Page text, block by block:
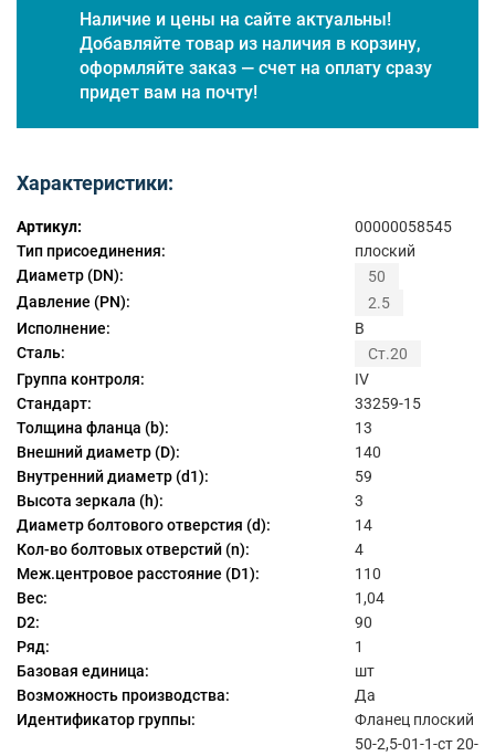
Наличие и цены на сайте актуальны!
Добавляйте товар из наличия в корзину,
оформляйте заказ — счет на оплату сразу
придет вам на почту!
Характеристики:
Артикул:
00000058545
Тип присоединения:
плоский
Диаметр (DN):
50
Давление (PN):
2.5
Исполнение:
B
Сталь:
Ст.20
Группа контроля:
IV
Стандарт:
33259-15
Толщина фланца (b):
13
Внешний диаметр (D):
140
Внутренний диаметр (d1):
59
Высота зеркала (h):
3
Диаметр болтового отверстия (d):
14
Кол-во болтовых отверстий (n):
4
Меж.центровое расстояние (D1):
110
Вес:
1,04
D2:
90
Ряд:
1
Базовая единица:
шт
Возможность производства:
Да
Идентификатор группы:
Фланец плоский
50-2,5-01-1-ст 20-